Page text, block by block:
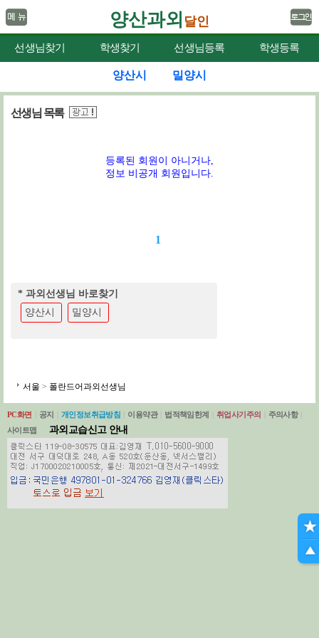
양산과외 달인
선생님찾기 학생찾기 선생님등록 학생등록
양산시 밀양시
선생님 목록
등록된 회원이 아니거나,
정보 비공개 회원입니다.
1
* 과외선생님 바로찾기
양산시
밀양시
서울 > 폴란드어과외선생님
PC화면 공지 개인정보취급방침 이용약관 법적책임한계 취업사기주의 주의사항
사이트맵
과외교습신고 안내